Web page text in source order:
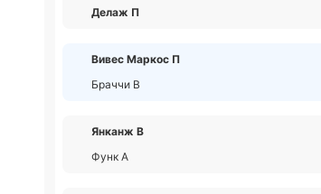
Делаж П
Вивес Маркос П
Браччи В
Янканж В
Функ А